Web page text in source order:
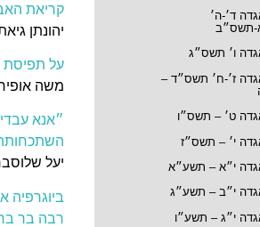
ד׳-ה׳
תשס״ב
ו׳ תשס״ג
ז׳-ח׳ תשס״ד –
ט׳ – תשס״ו
י׳ – תשס״ז
י״א – תשע״א
י״ב – תשע״ג
י״ג – תשע״ו
קריאת
יהונתן
על
משה
״אנא
יעל
ביוגרפיה
רבה בר